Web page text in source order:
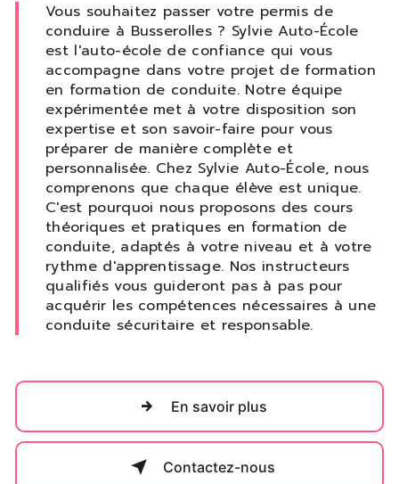
Vous souhaitez passer votre permis de
conduire à Busserolles ? Sylvie Auto-École
est l'auto-école de confiance qui vous
accompagne dans votre projet de formation
en formation de conduite. Notre équipe
expérimentée met à votre disposition son
expertise et son savoir-faire pour vous
préparer de manière complète et
personnalisée. Chez Sylvie Auto-École, nous
comprenons que chaque élève est unique.
C'est pourquoi nous proposons des cours
théoriques et pratiques en formation de
conduite, adaptés à votre niveau et à votre
rythme d'apprentissage. Nos instructeurs
qualifiés vous guideront pas à pas pour
acquérir les compétences nécessaires à une
conduite sécuritaire et responsable.
En savoir plus
Contactez-nous